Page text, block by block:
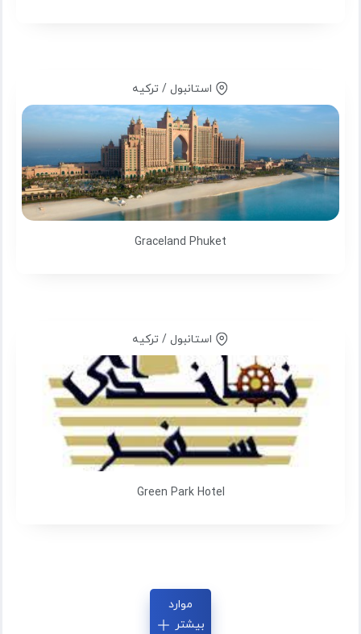
استانبول / ترکیه
Graceland Phuket
استانبول / ترکیه
Green Park Hotel
موارد
بیشتر